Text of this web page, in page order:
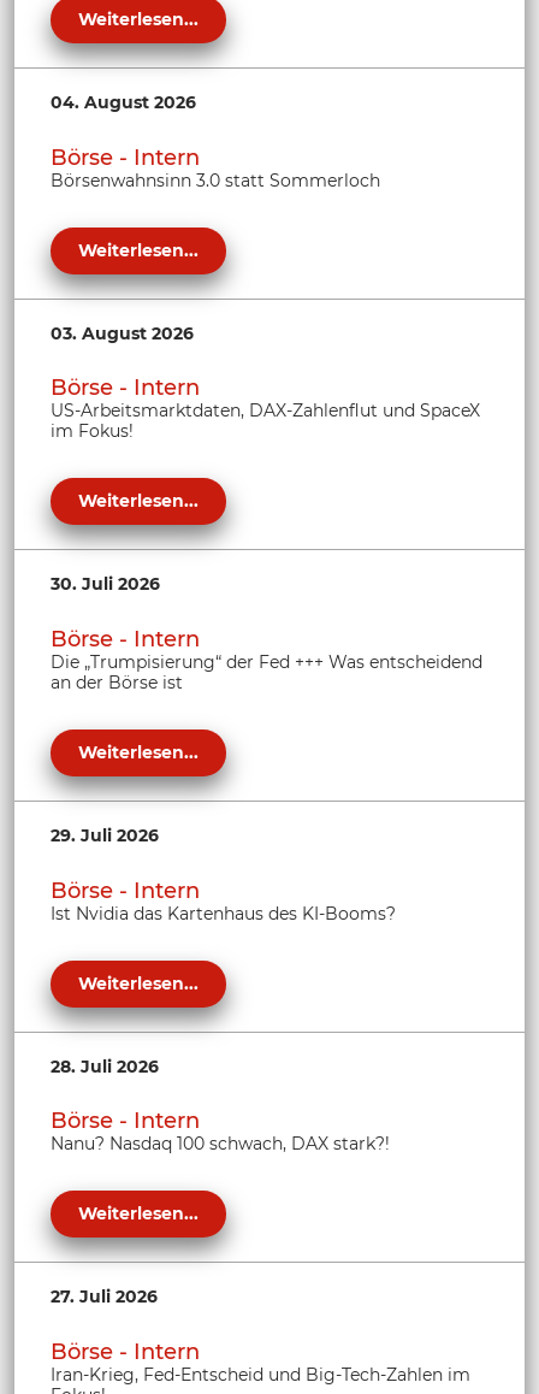
Weiterlesen...
04. August 2026
Börse - Intern
Börsenwahnsinn 3.0 statt Sommerloch
Weiterlesen...
03. August 2026
Börse - Intern
US-Arbeitsmarktdaten, DAX-Zahlenflut und SpaceX
im Fokus!
Weiterlesen...
30. Juli 2026
Börse - Intern
Die „Trumpisierung“ der Fed +++ Was entscheidend
an der Börse ist
Weiterlesen...
29. Juli 2026
Börse - Intern
Ist Nvidia das Kartenhaus des KI-Booms?
Weiterlesen...
28. Juli 2026
Börse - Intern
Nanu? Nasdaq 100 schwach, DAX stark?!
Weiterlesen...
27. Juli 2026
Börse - Intern
Iran-Krieg, Fed-Entscheid und Big-Tech-Zahlen im